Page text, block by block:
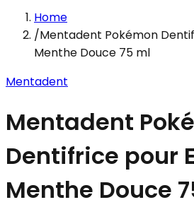
Home
/Mentadent Pokémon
Menthe Douce 75 ml
Mentadent
Mentadent
Dentifrice pour
Menthe Douce